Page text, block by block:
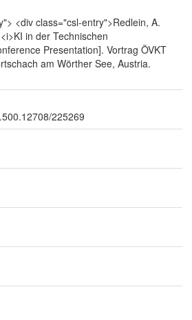
<div class="csl-entry">Redlein, A.
in der Technischen
Presentation]. Vortrag ÖVKT
am Wörther See, Austria.
225269